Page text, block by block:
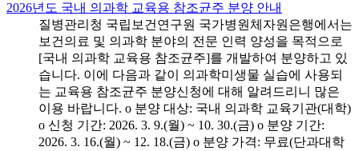
2026년도 국내 의과학 교육용 참조균주 분양 안내
질병관리청 국립보건연구원 국가병원체자원은행에서는
보건의료 및 의과학 분야의 전문 인력 양성을 목적으로
[국내 의과학 교육용 참조균주]를 개발하여 분양하고 있
습니다. 이에 다음과 같이 의과학미생물 실습에 사용되
는 교육용 참조균주 분양신청에 대해 알려드리니 많은
이용 바랍니다. o 분양 대상: 국내 의과학 교육기관(대학)
o 신청 기간: 2026. 3. 9.(월) ~ 10. 30.(금) o 분양 기간:
2026. 3. 16.(월) ~ 12. 18.(금) o 분양 가격: 무료(단과대학